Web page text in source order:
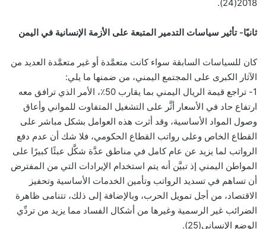
2018(24).
ثانيًا- تأثير سياسات التدمير المتبعة على الأزمة الإنسانية في اليمن
كان للسياسات السابقة سواء كانت متعمَّدة أو غير متعمَّدة العديد من
الآثار الكبرى على المجتمع اليمني، من ضمنها ما يلي:
1- تراجع قيمة الريال اليمني بما يقارب 50٪، الأمر الذي ترافق معه
ارتفاع حاد في الأسعار أثَّر على التشغيل المتفاوت للمواني وأعاق
وصول المواد الأساسية، وقد أثرت هذه العوامل بشكل مباشر على
القطاع الخاص وعلى رواتب القطاع الحكومي، فلا شك أن عدم دفع
الرواتب لما يزيد عن عام كامل في مناطق عدَّة شكَّل عبئًا كبيرًا على
المواطن اليمني إذ تبيَّن أنه يتم استخدام الإيرادات التي من المفترض
أن تساهم في تسديد الرواتب وتأمين الخدمات الأساسية وتحفيز
الاقتصاد، من أجل تمويل الحرب، وبالإضافة إلى ذلك، تتنامى ظاهرة
الضرائب غير الرسمية وغيرها من أشكال الفساد مما يزيد من تردِّي
الوضع الإنساني(25).